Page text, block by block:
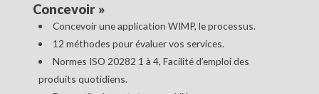
Concevoir»
Concevoir une application WIMP, le processus.
12 méthodes pour évaluer vos services.
Normes ISO 20282 1 à 4, Facilité d’emploi des
produits quotidiens.